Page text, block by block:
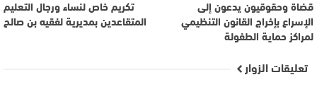
قضاة وحقوقيون يدعون إلى
الإسراع بإخراج القانون التنظيمي
لمراكز حماية الطفولة
تكريم خاص لنساء ورجال التعليم
المتقاعدين بمديرية لفقيه بن صالح
تعليقات الزوار